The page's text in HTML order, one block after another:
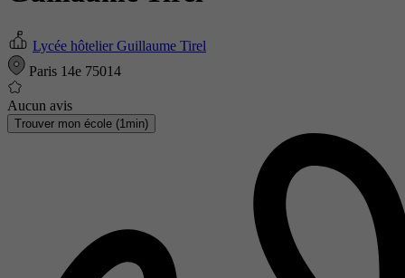
Lycée hôtelier Guillaume Tirel
Paris 14e 75014
Aucun avis
Trouver mon école (1min)